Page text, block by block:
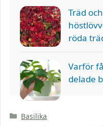
Träd
röda
Varför
delade
Kategorier
Basilika